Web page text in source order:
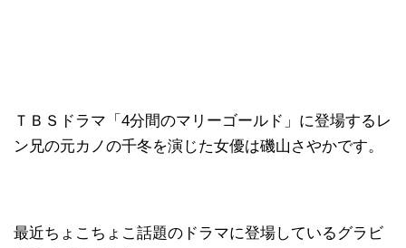
ＴＢＳドラマ「4分間のマリーゴールド」に登場するレ
ン兄の元カノの千冬を演じた女優は磯山さやかです。
最近ちょこちょこ話題のドラマに登場しているグラビ